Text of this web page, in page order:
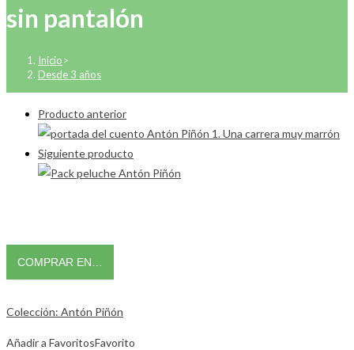
sin pantalón
Inicio>
Desde 3 años
Producto anterior
Siguiente producto
COMPRAR EN…
Colección: Antón Piñón
Añadir a FavoritosFavorito